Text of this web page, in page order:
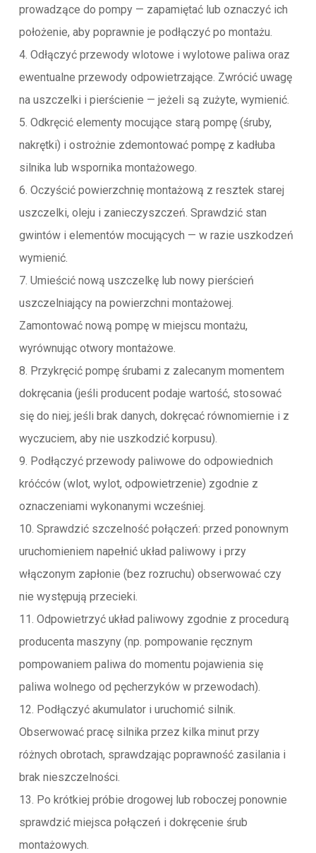
prowadzące do pompy — zapamiętać lub oznaczyć ich
położenie, aby poprawnie je podłączyć po montażu.
4. Odłączyć przewody wlotowe i wylotowe paliwa oraz
ewentualne przewody odpowietrzające. Zwrócić uwagę
na uszczelki i pierścienie — jeżeli są zużyte, wymienić.
5. Odkręcić elementy mocujące starą pompę (śruby,
nakrętki) i ostrożnie zdemontować pompę z kadłuba
silnika lub wspornika montażowego.
6. Oczyścić powierzchnię montażową z resztek starej
uszczelki, oleju i zanieczyszczeń. Sprawdzić stan
gwintów i elementów mocujących — w razie uszkodzeń
wymienić.
7. Umieścić nową uszczelkę lub nowy pierścień
uszczelniający na powierzchni montażowej.
Zamontować nową pompę w miejscu montażu,
wyrównując otwory montażowe.
8. Przykręcić pompę śrubami z zalecanym momentem
dokręcania (jeśli producent podaje wartość, stosować
się do niej; jeśli brak danych, dokręcać równomiernie i z
wyczuciem, aby nie uszkodzić korpusu).
9. Podłączyć przewody paliwowe do odpowiednich
króćców (wlot, wylot, odpowietrzenie) zgodnie z
oznaczeniami wykonanymi wcześniej.
10. Sprawdzić szczelność połączeń: przed ponownym
uruchomieniem napełnić układ paliwowy i przy
włączonym zapłonie (bez rozruchu) obserwować czy
nie występują przecieki.
11. Odpowietrzyć układ paliwowy zgodnie z procedurą
producenta maszyny (np. pompowanie ręcznym
pompowaniem paliwa do momentu pojawienia się
paliwa wolnego od pęcherzyków w przewodach).
12. Podłączyć akumulator i uruchomić silnik.
Obserwować pracę silnika przez kilka minut przy
różnych obrotach, sprawdzając poprawność zasilania i
brak nieszczelności.
13. Po krótkiej próbie drogowej lub roboczej ponownie
sprawdzić miejsca połączeń i dokręcenie śrub
montażowych.